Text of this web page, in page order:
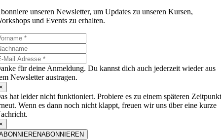
unseren Newsletter, um Updates zu unseren Kursen,
und Events zu erhalten.
für deine Anmeldung. Du kannst dich auch jederzeit wieder aus
Newsletter austragen.
hat leider nicht funktioniert. Probiere es zu einem späteren
Wenn es dann noch nicht klappt, freuen wir uns über eine kurze
ABONNIEREN